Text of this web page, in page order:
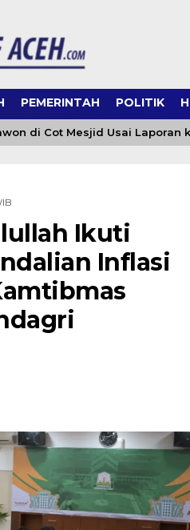
PEMERINTAH POLITIK
di Cot Mesjid Usai Laporan ke
Ikuti
Inflasi